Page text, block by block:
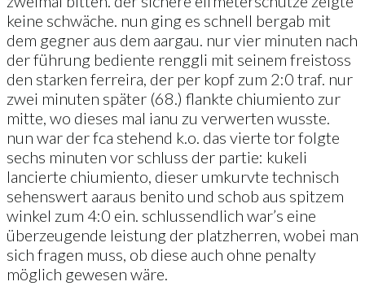
keine schwäche. nun ging es schnell bergab mit
dem gegner aus dem aargau. nur vier minuten nach
der führung bediente renggli mit seinem freistoss
den starken ferreira, der per kopf zum 2:0 traf. nur
zwei minuten später (68.) flankte chiumiento zur
mitte, wo dieses mal ianu zu verwerten wusste.
nun war der fca stehend k.o. das vierte tor folgte
sechs minuten vor schluss der partie: kukeli
lancierte chiumiento, dieser umkurvte technisch
sehenswert aaraus benito und schob aus spitzem
winkel zum 4:0 ein. schlussendlich war’s eine
überzeugende leistung der platzherren, wobei man
sich fragen muss, ob diese auch ohne penalty
möglich gewesen wäre.